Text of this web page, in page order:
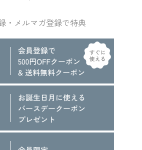
・メルマガ登録で特典